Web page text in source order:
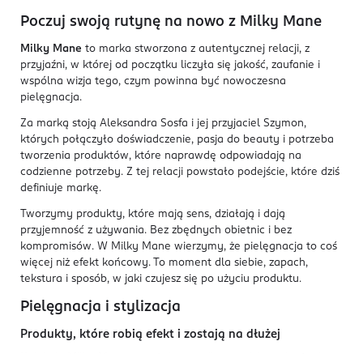
Poczuj swoją rutynę na nowo z Milky Mane
Milky Mane to marka stworzona z autentycznej relacji, z
przyjaźni, w której od początku liczyła się jakość, zaufanie i
wspólna wizja tego, czym powinna być nowoczesna
pielęgnacja.
Za marką stoją Aleksandra Sosfa i jej przyjaciel Szymon,
których połączyło doświadczenie, pasja do beauty i potrzeba
tworzenia produktów, które naprawdę odpowiadają na
codzienne potrzeby. Z tej relacji powstało podejście, które dziś
definiuje markę.
Tworzymy produkty, które mają sens, działają i dają
przyjemność z używania. Bez zbędnych obietnic i bez
kompromisów. W Milky Mane wierzymy, że pielęgnacja to coś
więcej niż efekt końcowy. To moment dla siebie, zapach,
tekstura i sposób, w jaki czujesz się po użyciu produktu.
Pielęgnacja i stylizacja
Produkty, które robią efekt i zostają na dłużej